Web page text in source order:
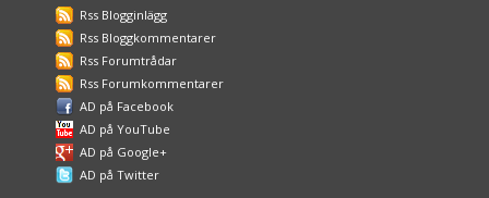
Rss Blogginlägg
Rss Bloggkommentarer
Rss Forumtrådar
Rss Forumkommentarer
AD på Facebook
AD på YouTube
AD på Google+
AD på Twitter